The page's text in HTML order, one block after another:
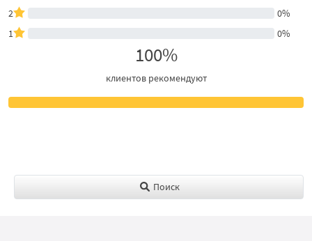
2
0%
1
0%
100%
клиентов рекомендуют
Поиск